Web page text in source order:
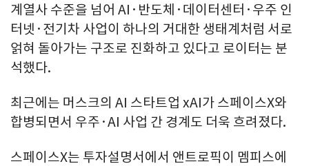
계열사 수준을 넘어 AI·반도체·데이터센터·우주 인
터넷·전기차 사업이 하나의 거대한 생태계처럼 서로
얽혀 돌아가는 구조로 진화하고 있다고 로이터는 분
석했다.
최근에는 머스크의 AI 스타트업 xAI가 스페이스X와
합병되면서 우주·AI 사업 간 경계도 더욱 흐려졌다.
스페이스X는 투자설명서에서 앤트로픽이 멤피스에